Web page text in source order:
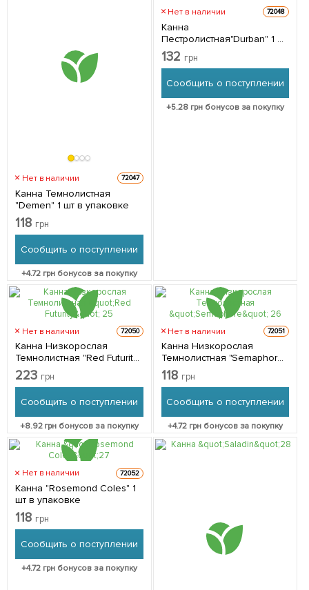
Нет в наличии 72047
Канна Темнолистная
"Demen" 1 шт в упаковке
118 грн
Сообщить о поступлении
+4.72 грн бонусов за покупку
Нет в наличии 72048
Канна
Пестролистная"Durban" 1 шт
в упаковке
132 грн
Сообщить о поступлении
+5.28грн бонусов за покупку
Нет в наличии 72050
Канна Низкорослая
Темнолистная "Red Futurity"
1 шт в упаковке
223 грн
Сообщить о поступлении
+8.92грн бонусов за покупку
Нет в наличии 72051
Канна Низкорослая
Темнолистная "Semaphore"
1 шт в упаковке
118 грн
Сообщить о поступлении
+4.72грн бонусов за покупку
Нет в наличии 72052
Канна "Rosemond Coles" 1
шт в упаковке
118 грн
Сообщить о поступлении
+4.72 грн бонусов за покупку